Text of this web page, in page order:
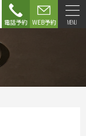
電話予約 WEB予約 MENU